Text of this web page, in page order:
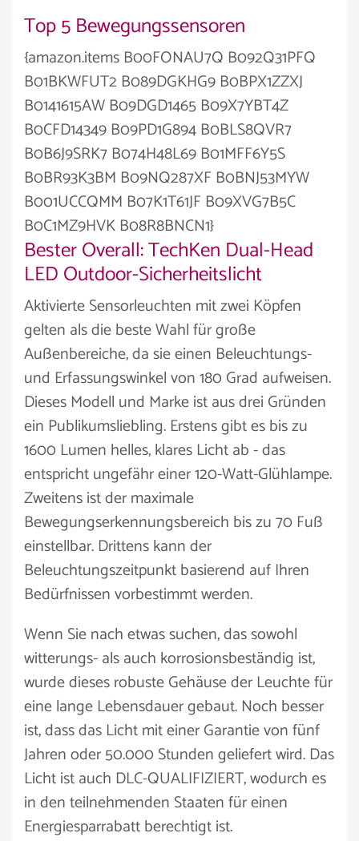
Top 5 Bewegungssensoren
{amazon.items B00FONAU7Q B092Q31PFQ
B01BKWFUT2 B089DGKHG9 B0BPX1ZZXJ
B0141615AW B09DGD1465 B09X7YBT4Z
B0CFD14349 B09PD1G894 B0BLS8QVR7
B0B6J9SRK7 B074H48L69 B01MFF6Y5S
B0BR93K3BM B09NQ287XF B0BNJ53MYW
B001UCCQMM B07K1T61JF B09XVG7B5C
B0C1MZ9HVK B08R8BNCN1}
Bester Overall: TechKen Dual-Head
LED Outdoor-Sicherheitslicht
Aktivierte Sensorleuchten mit zwei Köpfen
gelten als die beste Wahl für große
Außenbereiche, da sie einen Beleuchtungs-
und Erfassungswinkel von 180 Grad aufweisen.
Dieses Modell und Marke ist aus drei Gründen
ein Publikumsliebling. Erstens gibt es bis zu
1600 Lumen helles, klares Licht ab - das
entspricht ungefähr einer 120-Watt-Glühlampe.
Zweitens ist der maximale
Bewegungserkennungsbereich bis zu 70 Fuß
einstellbar. Drittens kann der
Beleuchtungszeitpunkt basierend auf Ihren
Bedürfnissen vorbestimmt werden.
Wenn Sie nach etwas suchen, das sowohl
witterungs- als auch korrosionsbeständig ist,
wurde dieses robuste Gehäuse der Leuchte für
eine lange Lebensdauer gebaut. Noch besser
ist, dass das Licht mit einer Garantie von fünf
Jahren oder 50.000 Stunden geliefert wird. Das
Licht ist auch DLC-QUALIFIZIERT, wodurch es
in den teilnehmenden Staaten für einen
Energiesparrabatt berechtigt ist.